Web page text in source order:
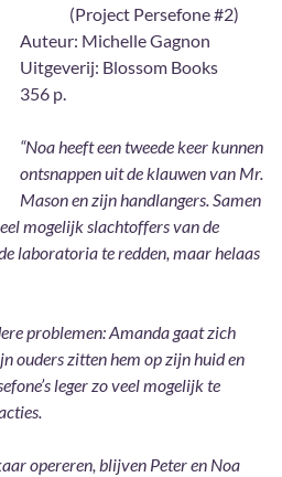
(Project Persefone #2)
Auteur: Michelle Gagnon
Uitgeverij: Blossom Books
356 p.
“Noa heeft een tweede keer kunnen
ontsnappen uit de klauwen van Mr.
Mason en zijn handlangers. Samen
mogelijk slachtoffers van de
laboratoria te redden, maar helaas
problemen: Amanda gaat zich
ouders zitten hem op zijn huid en
leger zo veel mogelijk te
opereren, blijven Peter en Noa